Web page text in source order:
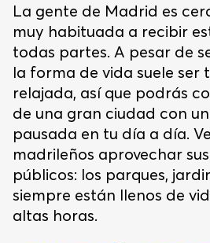
La gente de Madrid es
muy habituada a recibir
todas partes. A pesar de
la forma de vida suele ser
relajada, así que podrás
de una gran ciudad con
pausada en tu día a día.
madrileños aprovechar
públicos: los parques,
siempre están llenos de
altas horas.